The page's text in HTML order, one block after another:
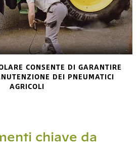
CONSENTE DI GARANTIRE
DEI PNEUMATICI
AGRICOLI
chiave da